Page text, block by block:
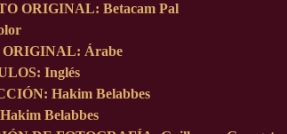
ORIGINAL: Betacam Pal
Árabe
Inglés
Hakim Belabbes
Belabbes